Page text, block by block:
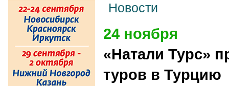
Новости
24 ноября
«Натали Турс»
туров в Турцию